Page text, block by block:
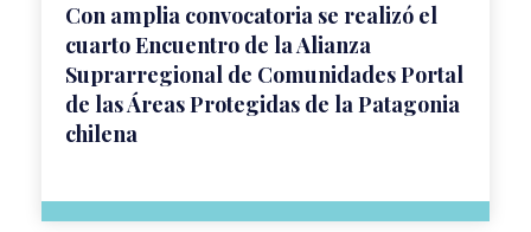
Con amplia convocatoria se realizó el
cuarto Encuentro de la Alianza
Suprarregional de Comunidades Portal
de las Áreas Protegidas de la Patagonia
chilena